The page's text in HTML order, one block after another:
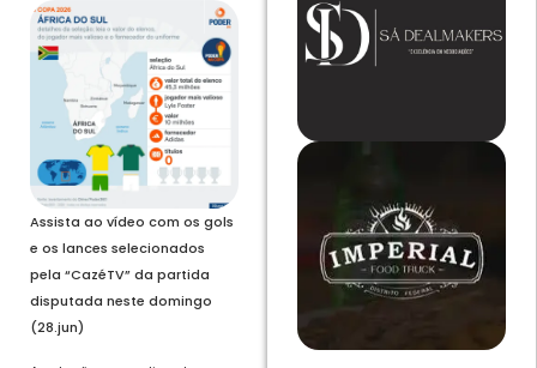
Assista ao vídeo com os gols
e os lances selecionados
pela “CazéTV” da partida
disputada neste domingo
(28.jun)